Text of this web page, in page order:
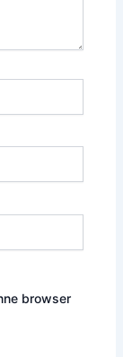
browser